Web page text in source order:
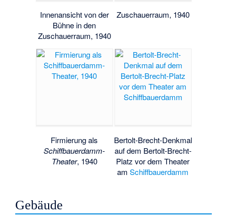
Innenansicht von der
Bühne in den
Zuschauerraum, 1940
Zuschauerraum, 1940
Firmierung als
Schiffbauerdamm-
Theater, 1940
Bertolt-Brecht-Denkmal
auf dem Bertolt-Brecht-
Platz vor dem Theater
am Schiffbauerdamm
Gebäude